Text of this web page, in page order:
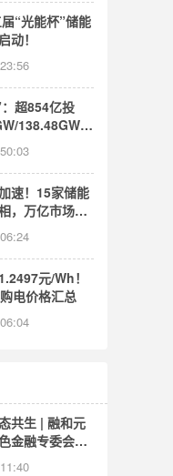
“光能杯”储能
动！
超854亿投
138.48GWh
备案汇总
速！15家储能
，万亿市场谁
元/Wh！
电价格汇总
共生 | 融和元
金融专委会，
展新路径